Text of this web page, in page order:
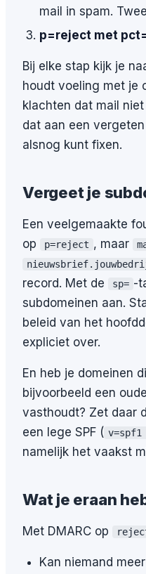
mail in spam.
p=reject met
Bij elke stap kijk je
houdt voeling met je
klachten dat mail
dat aan een
alsnog kunt fixen.
Vergeet je
Een veelgemaakte
op
p=reject , maar
record. Met de
sp= -
subdomeinen aan.
beleid van het
expliciet over.
En heb je domeinen
bijvoorbeeld een
vasthoudt? Zet daar
een lege SPF (
namelijk het vaakst
Wat je eraan
Met DMARC op
Kan niemand